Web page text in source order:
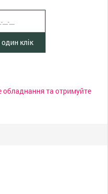
клік
обладнання та отримуйте